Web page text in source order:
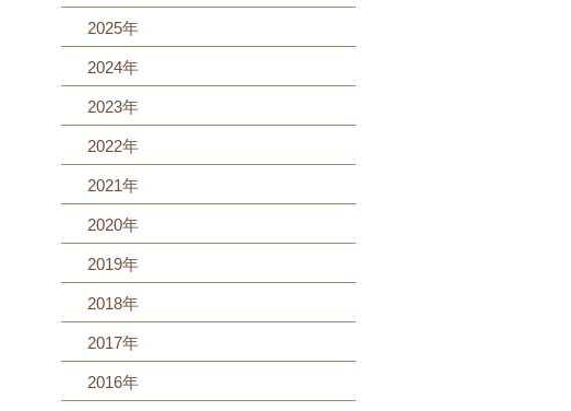
2025年
2024年
2023年
2022年
2021年
2020年
2019年
2018年
2017年
2016年